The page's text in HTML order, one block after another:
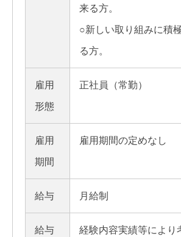
来る方。
○新しい取り組みに積
る方。
雇用
形態
正社員（常勤）
雇用
期間
雇用期間の定めなし
給与 月給制
給与
経験内容実績等により